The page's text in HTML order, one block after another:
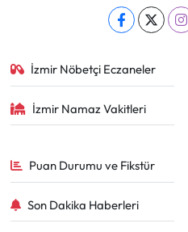
İzmir Nöbetçi Eczaneler
İzmir Namaz Vakitleri
Puan Durumu ve Fikstür
Son Dakika Haberleri